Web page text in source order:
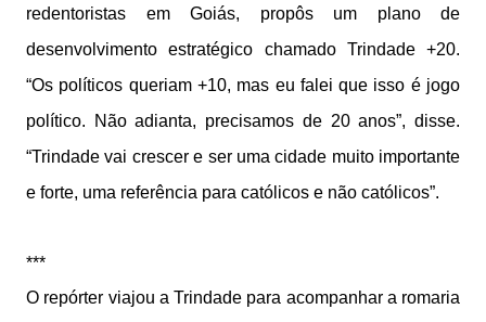
redentoristas em Goiás, propôs um plano de
desenvolvimento estratégico chamado Trindade +20.
“Os políticos queriam +10, mas eu falei que isso é jogo
político. Não adianta, precisamos de 20 anos”, disse.
“Trindade vai crescer e ser uma cidade muito importante
e forte, uma referência para católicos e não católicos”.
***
O repórter viajou a Trindade para acompanhar a romaria